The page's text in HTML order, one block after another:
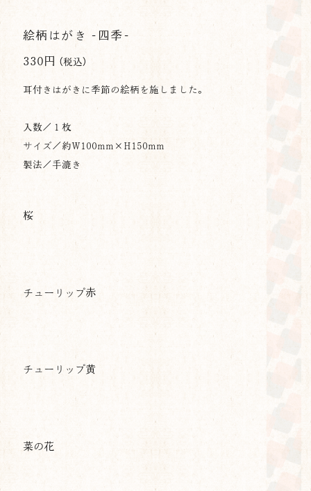
絵柄はがき -四季-
330円 （税込）
耳付きはがきに季節の絵柄を施しました。
入数／１枚
サイズ／約W100mm×H150mm
製法／手漉き
桜
チューリップ赤
チューリップ黄
菜の花